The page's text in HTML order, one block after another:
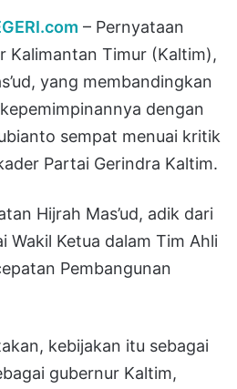
– Pernyataan
Kalimantan Timur (Kaltim),
yang membandingkan
dengan
sempat menuai kritik
Partai Gerindra Kaltim.
Hijrah Mas’ud, adik dari
Wakil Ketua dalam Tim Ahli
Pembangunan
kebijakan itu sebagai
gubernur Kaltim,